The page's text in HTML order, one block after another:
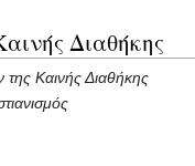
Διαθήκης
της Καινής Διαθήκης